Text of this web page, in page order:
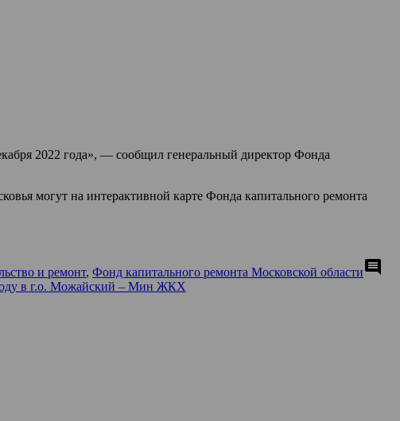
2022 года», — сообщил генеральный директор Фонда
могут на интерактивной карте Фонда капитального ремонта
и ремонт, Фонд капитального ремонта Московской областиcomment
в г.о. Можайский – Мин ЖКХ